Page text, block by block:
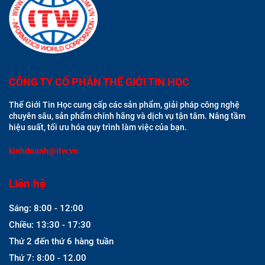
CÔNG TY CỔ PHẦN THẾ GIỚI TIN HỌC
Thế Giới Tin Học cung cấp các sản phẩm, giải pháp công nghệ
chuyên sâu, sản phẩm chính hãng và dịch vụ tận tâm. Nâng tầm
hiệu suất, tối ưu hóa quy trình làm việc của bạn.
kinhdoanh@itw.vn
Liên hệ
Sáng: 8:00 - 12:00
Chiều: 13:30 - 17:30
Thứ 2 đến thứ 6 hàng tuần
Thứ 7: 8:00 - 12.00